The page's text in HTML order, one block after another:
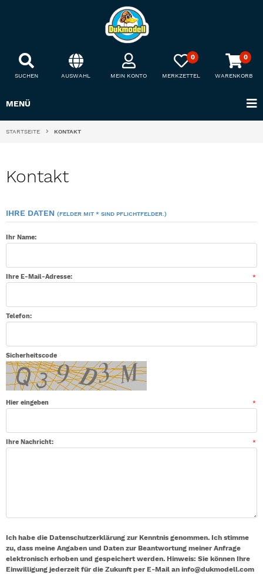
SUCHEN AUSWAHL MEIN KONTO
0
MERKZETTEL
0
WARENKORB
MENÜ
STARTSEITE KONTAKT
Kontakt
IHRE DATEN (FELDER MIT * SIND PFLICHTFELDER.)
Ihr Name:
Ihre E-Mail-Adresse: *
Telefon:
Sicherheitscode
Hier eingeben *
Ihre Nachricht: *
Ich habe die Datenschutzerklärung zur Kenntnis genommen. Ich stimme
zu, dass meine Angaben und Daten zur Beantwortung meiner Anfrage
elektronisch erhoben und gespeichert werden. Hinweis: Sie können Ihre
Einwilligung jederzeit für die Zukunft per E-Mail an info@dukmodell.com